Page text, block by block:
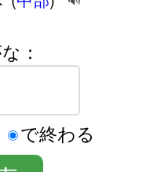
：
で終わる